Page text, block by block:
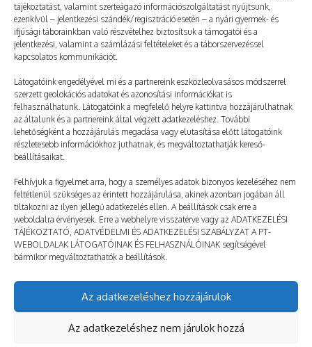
tájékoztatást, valamint szerteágazó információszolgáltatást nyújtsunk,
ezenkívül – jelentkezési szándék/regisztráció esetén – a nyári gyermek- és
ifjúsági táborainkban való részvételhez biztosítsuk a támogatói és a
jelentkezési, valamint a számlázási feltételeket és a táborszervezéssel
kapcsolatos kommunikációt.
Látogatóink engedélyével mi és a partnereink eszközleolvasásos módszerrel
szerzett geolokációs adatokat és azonosítási információkat is
felhasználhatunk. Látogatóink a megfelelő helyre kattintva hozzájárulhatnak
az általunk és a partnereink által végzett adatkezeléshez. További
lehetőségként a hozzájárulás megadása vagy elutasítása előtt látogatóink
részletesebb információkhoz juthatnak, és megváltoztathatják kereső-
beállításaikat.
Felhívjuk a figyelmet arra, hogy a személyes adatok bizonyos kezeléséhez nem
feltétlenül szükséges az érintett hozzájárulása, akinek azonban jogában áll
tiltakozni az ilyen jellegű adatkezelés ellen. A beállítások csak erre a
weboldalra érvényesek. Erre a webhelyre visszatérve vagy az ADATKEZELÉSI
TÁJÉKOZTATÓ, ADATVÉDELMI ÉS ADATKEZELÉSI SZABÁLYZAT A PT-
WEBOLDALAK LÁTOGATÓINAK ÉS FELHASZNÁLÓINAK segítségével
bármikor megváltoztathatók a beállítások.
Az adatkezeléshez hozzájárulok
Az adatkezeléshez nem járulok hozzá
Sok intelligens és ügyes gyerekkel
találkoztam
2025. 06. 05. TÁBOROZTATÓ
© taborozz.hu